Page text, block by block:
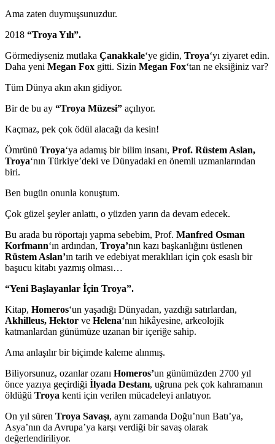
Ama zaten duymuşsunuzdur.
2018 “Troya Yılı”.
Görmediyseniz mutlaka Çanakkale‘ye gidin, Troya‘yı ziyaret edin.
Daha yeni Megan Fox gitti. Sizin Megan Fox‘tan ne eksiğiniz var?
Tüm Dünya akın akın gidiyor.
Bir de bu ay “Troya Müzesi” açılıyor.
Kaçmaz, pek çok ödül alacağı da kesin!
Ömrünü Troya‘ya adamış bir bilim insanı, Prof. Rüstem Aslan,
Troya‘nın Türkiye’deki ve Dünyadaki en önemli uzmanlarından
biri.
Ben bugün onunla konuştum.
Çok güzel şeyler anlattı, o yüzden yarın da devam edecek.
Bu arada bu röportajı yapma sebebim, Prof. Manfred Osman
Korfmann‘ın ardından, Troya’nın kazı başkanlığını üstlenen
Rüstem Aslan’ın tarih ve edebiyat meraklıları için çok esaslı bir
başucu kitabı yazmış olması…
“Yeni Başlayanlar İçin Troya”.
Kitap, Homeros‘un yaşadığı Dünyadan, yazdığı satırlardan,
Akhilleus, Hektor ve Helena‘nın hikâyesine, arkeolojik
katmanlardan günümüze uzanan bir içeriğe sahip.
Ama anlaşılır bir biçimde kaleme alınmış.
Biliyorsunuz, ozanlar ozanı Homeros’un günümüzden 2700 yıl
önce yazıya geçirdiği İlyada Destanı, uğruna pek çok kahramanın
öldüğü Troya kenti için verilen mücadeleyi anlatıyor.
On yıl süren Troya Savaşı, aynı zamanda Doğu’nun Batı’ya,
Asya’nın da Avrupa’ya karşı verdiği bir savaş olarak
değerlendiriliyor.